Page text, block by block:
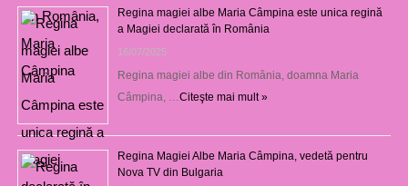
Regina magiei albe Maria Câmpina este unica regină
a Magiei declarată în România
16/07/2025
Regina magiei albe din România, doamna Maria
Câmpina, … Citeşte mai mult »
Regina Magiei Albe Maria Câmpina, vedetă pentru
Nova TV din Bulgaria